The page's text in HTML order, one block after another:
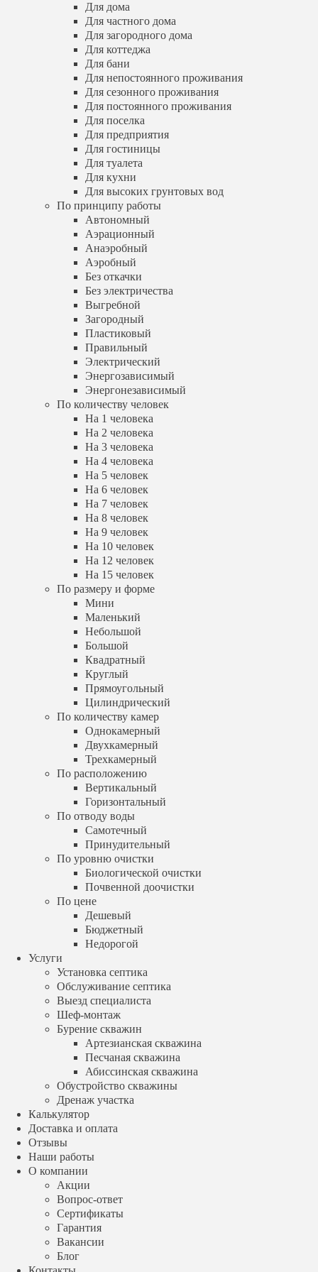
Для сезонного проживания
Для постоянного проживания
Для поселка
Для предприятия
Для гостиницы
Для туалета
Для кухни
Для высоких грунтовых вод
По принципу работы
Автономный
Аэрационный
Анаэробный
Аэробный
Без откачки
Без электричества
Выгребной
Загородный
Пластиковый
Правильный
Электрический
Энергозависимый
Энергонезависимый
По количеству человек
На 1 человека
На 2 человека
На 3 человека
На 4 человека
На 5 человек
На 6 человек
На 7 человек
На 8 человек
На 9 человек
На 10 человек
На 12 человек
На 15 человек
По размеру и форме
Мини
Маленький
Небольшой
Большой
Квадратный
Круглый
Прямоугольный
Цилиндрический
По количеству камер
Однокамерный
Двухкамерный
Трехкамерный
По расположению
Вертикальный
Горизонтальный
По отводу воды
Самотечный
Принудительный
По уровню очистки
Биологической очистки
Почвенной доочистки
По цене
Дешевый
Бюджетный
Недорогой
Установка септика
Обслуживание септика
Выезд специалиста
Шеф-монтаж
Бурение скважин
Артезианская скважина
Песчаная скважина
Абиссинская скважина
Обустройство скважины
Дренаж участка
Калькулятор
Доставка и оплата
Наши работы
О компании
Акции
Вопрос-ответ
Сертификаты
Гарантия
Вакансии
+7 (499) 348 88 04
Заказать звонок
Для дома
Для частного дома
Для загородного дома
Для коттеджа
Для бани
Для непостоянного проживания
Для сезонного проживания
Для постоянного проживания
Для поселка
Для предприятия
Для гостиницы
Для туалета
Для кухни
Для высоких грунтовых вод
По принципу работы
Автономный
Аэрационный
Анаэробный
Аэробный
Без откачки
Без электричества
Выгребной
Загородный
Пластиковый
Правильный
Электрический
Энергозависимый
Энергонезависимый
По количеству человек
На 1 человека
На 2 человека
На 3 человека
На 4 человека
На 5 человек
На 6 человек
На 7 человек
На 8 человек
На 9 человек
На 10 человек
На 12 человек
На 15 человек
По размеру и форме
Мини
Маленький
Небольшой
Большой
Квадратный
Круглый
Прямоугольный
Цилиндрический
По количеству камер
Однокамерный
Двухкамерный
Трехкамерный
По расположению
Вертикальный
Горизонтальный
По отводу воды
Самотечный
Принудительный
По уровню очистки
Биологической очистки
Почвенной доочистки
По цене
Дешевый
Бюджетный
Недорогой
Услуги
Установка септика
Обслуживание септика
Выезд специалиста
Шеф-монтаж
Бурение скважин
Артезианская скважина
Песчаная скважина
Абиссинская скважина
Обустройство скважины
Дренаж участка
Калькулятор
Доставка и оплата
Отзывы
Наши работы
О компании
Акции
Вопрос-ответ
Сертификаты
Гарантия
Вакансии
Блог
Производитель
Евролос
Топас
Юнилос Астра
Эко Гранд
Эргобокс
Тверь
Аквалос
Тополь
Glosen
Евробион
Волгарь